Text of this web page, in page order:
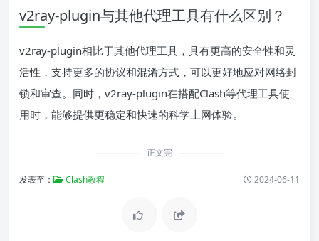
v2ray-plugin与其他代理工具有什么区别？
v2ray-plugin相比于其他代理工具，具有更高的安全性和灵
活性，支持更多的协议和混淆方式，可以更好地应对网络封
锁和审查。同时，v2ray-plugin在搭配Clash等代理工具使
用时，能够提供更稳定和快速的科学上网体验。
正文完
发表至： Clash教程 2024-06-11